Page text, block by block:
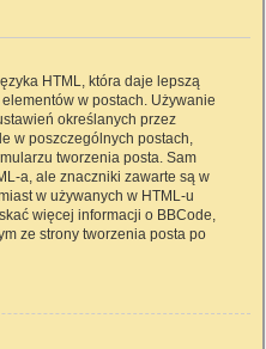
HTML, która daje lepszą
w postach. Używanie
określanych przez
w poszczególnych postach,
tworzenia posta. Sam
a, ale znaczniki zawarte są w
w używanych w HTML-u
więcej informacji o BBCode,
ze strony tworzenia posta po